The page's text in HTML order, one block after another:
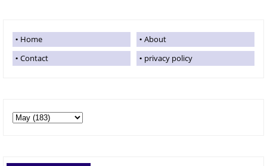
Home
About
Contact
privacy policy